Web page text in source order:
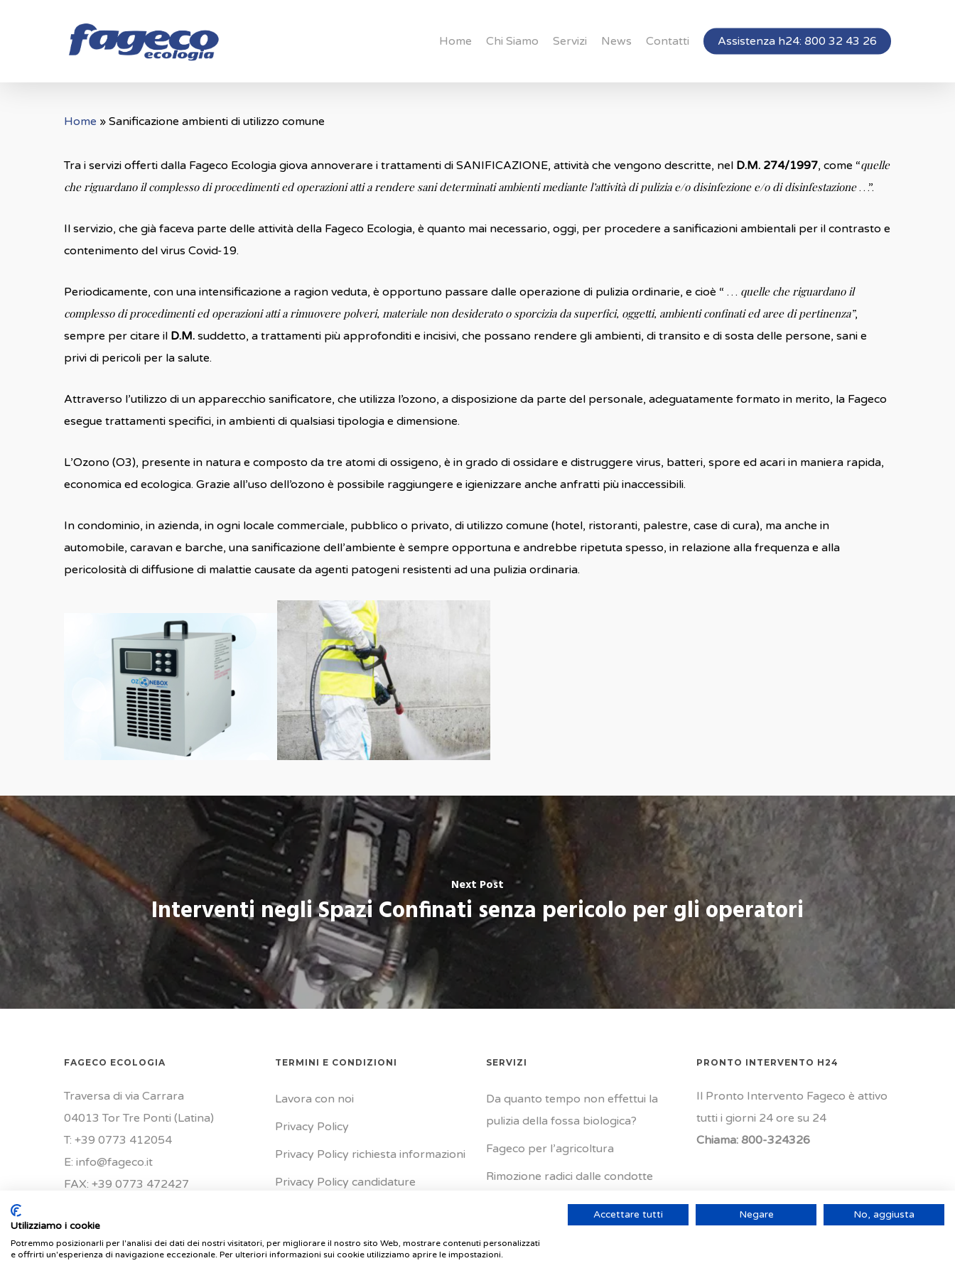
Home Chi Siamo Servizi News Contatti Assistenza h24: 800 32 43 26
Home » Sanificazione ambienti di utilizzo comune
Tra i servizi offerti dalla Fageco Ecologia giova annoverare i trattamenti di SANIFICAZIONE, attività che vengono descritte, nel D.M. 274/1997, come “quelle
che riguardano il complesso di procedimenti ed operazioni atti a rendere sani determinati ambienti mediante l’attività di pulizia e/o disinfezione e/o di disinfestazione…”.
Il servizio, che già faceva parte delle attività della Fageco Ecologia, è quanto mai necessario, oggi, per procedere a sanificazioni ambientali per il contrasto e
contenimento del virus Covid-19.
Periodicamente, con una intensificazione a ragion veduta, è opportuno passare dalle operazione di pulizia ordinarie, e cioè “ … quelle che riguardano il
complesso di procedimenti ed operazioni atti a rimuovere polveri, materiale non desiderato o sporcizia da superfici, oggetti, ambienti confinati ed aree di pertinenza”,
sempre per citare il D.M. suddetto, a trattamenti più approfonditi e incisivi, che possano rendere gli ambienti, di transito e di sosta delle persone, sani e
privi di pericoli per la salute.
Attraverso l’utilizzo di un apparecchio sanificatore, che utilizza l’ozono, a disposizione da parte del personale, adeguatamente formato in merito, la Fageco
esegue trattamenti specifici, in ambienti di qualsiasi tipologia e dimensione.
L’Ozono (O3), presente in natura e composto da tre atomi di ossigeno, è in grado di ossidare e distruggere virus, batteri, spore ed acari in maniera rapida,
economica ed ecologica. Grazie all’uso dell’ozono è possibile raggiungere e igienizzare anche anfratti più inaccessibili.
In condominio, in azienda, in ogni locale commerciale, pubblico o privato, di utilizzo comune (hotel, ristoranti, palestre, case di cura), ma anche in
automobile, caravan e barche, una sanificazione dell’ambiente è sempre opportuna e andrebbe ripetuta spesso, in relazione alla frequenza e alla
pericolosità di diffusione di malattie causate da agenti patogeni resistenti ad una pulizia ordinaria.
Next Post
Interventi negli Spazi Confinati senza pericolo per gli operatori
FAGECO ECOLOGIA
Traversa di via Carrara
04013 Tor Tre Ponti (Latina)
T: +39 0773 412054
E: info@fageco.it
FAX: +39 0773 472427
TERMINI E CONDIZIONI
Lavora con noi
Privacy Policy
Privacy Policy richiesta informazioni
Privacy Policy candidature
SERVIZI
Da quanto tempo non effettui la
pulizia della fossa biologica?
Fageco per l’agricoltura
Rimozione radici dalle condotte
Riparazione delle colonne
PRONTO INTERVENTO H24
Il Pronto Intervento Fageco è attivo
tutti i giorni 24 ore su 24
Chiama:800-324326
Utilizziamo i cookie
Potremmo posizionarli per l'analisi dei dati dei nostri visitatori, per migliorare il nostro sito Web, mostrare contenuti personalizzati
e offrirti un'esperienza di navigazione eccezionale. Per ulteriori informazioni sui cookie utilizziamo aprire le impostazioni.
Accettare tutti Negare No, aggiusta